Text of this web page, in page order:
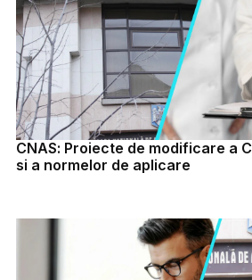
CNAS: Proiecte de modificare a
si a normelor de aplicare